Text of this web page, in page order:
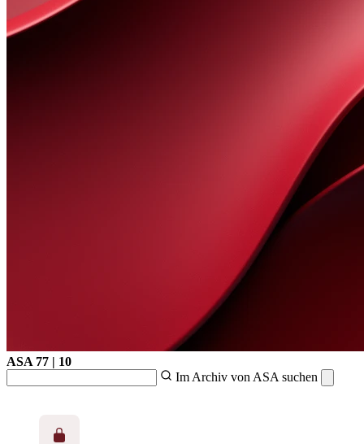
ASA 77 | 10
Im Archiv von ASA suchen